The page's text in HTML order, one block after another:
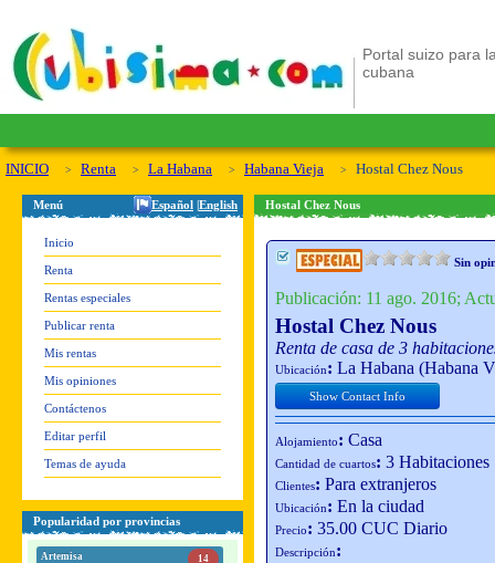
Portal suizo para
cubana
INICIO Renta La Habana Habana Vieja Hostal Chez Nous
Menú Español |English
Inicio
Renta
Rentas especiales
Publicar renta
Mis rentas
Mis opiniones
Contáctenos
Editar perfil
Temas de ayuda
Popularidad por provincias
14
Artemisa
Hostal Chez Nous
Sin
Publicación: 11 ago. 2016;
Hostal Chez Nous
Renta de casa de 3
Ubicación: La Habana (Habana
Show Contact Info
Alojamiento: Casa
Cantidad de cuartos: 3 Habitaciones
Clientes: Para extranjeros
Ubicación: En la ciudad
Precio: 35.00 CUC Diario
Descripción: